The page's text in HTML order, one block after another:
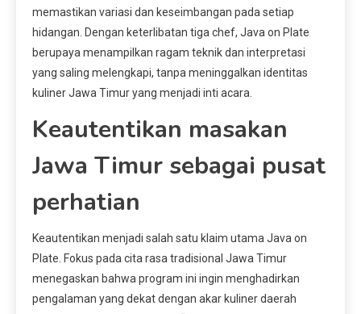
memastikan variasi dan keseimbangan pada setiap
hidangan. Dengan keterlibatan tiga chef, Java on Plate
berupaya menampilkan ragam teknik dan interpretasi
yang saling melengkapi, tanpa meninggalkan identitas
kuliner Jawa Timur yang menjadi inti acara.
Keautentikan masakan
Jawa Timur sebagai pusat
perhatian
Keautentikan menjadi salah satu klaim utama Java on
Plate. Fokus pada cita rasa tradisional Jawa Timur
menegaskan bahwa program ini ingin menghadirkan
pengalaman yang dekat dengan akar kuliner daerah